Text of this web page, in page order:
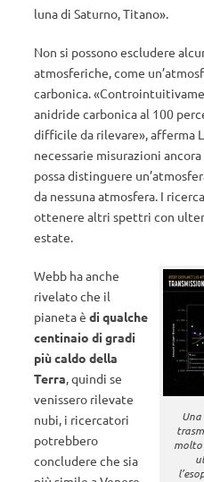
luna di Saturno, Titano».
Non si possono escludere
atmosferiche, come
carbonica.
anidride carbonica al 100
difficile da rilevare», afferma
necessarie misurazioni
possa distinguere
da nessuna atmosfera. I
ottenere altri spettri con
estate.
molto
Webb ha anche
rivelato che il
pianeta è di qualche
centinaio di gradi
più caldo della
Terra, quindi se
venissero rilevate
nubi, i ricercatori
potrebbero
concludere che sia